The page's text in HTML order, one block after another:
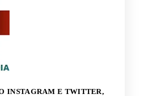
INSTAGRAM E TWITTER,